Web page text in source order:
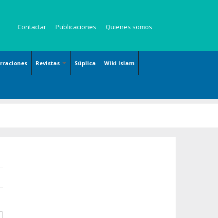
Contactar Publicaciones Quienes somos
Revistas
Revista Angelitos
Súplica Wiki Islam